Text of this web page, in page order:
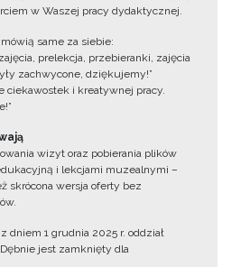
w Waszej pracy dydaktycznej.
same za siebie:
prelekcja, przebieranki, zajęcia
zachwycone, dziękujemy!”
ciekawostek i kreatywnej pracy.
wizyt oraz pobierania plików
i lekcjami muzealnymi –
skrócona wersja oferty bez
dniem 1 grudnia 2025 r. oddział
jest zamknięty dla